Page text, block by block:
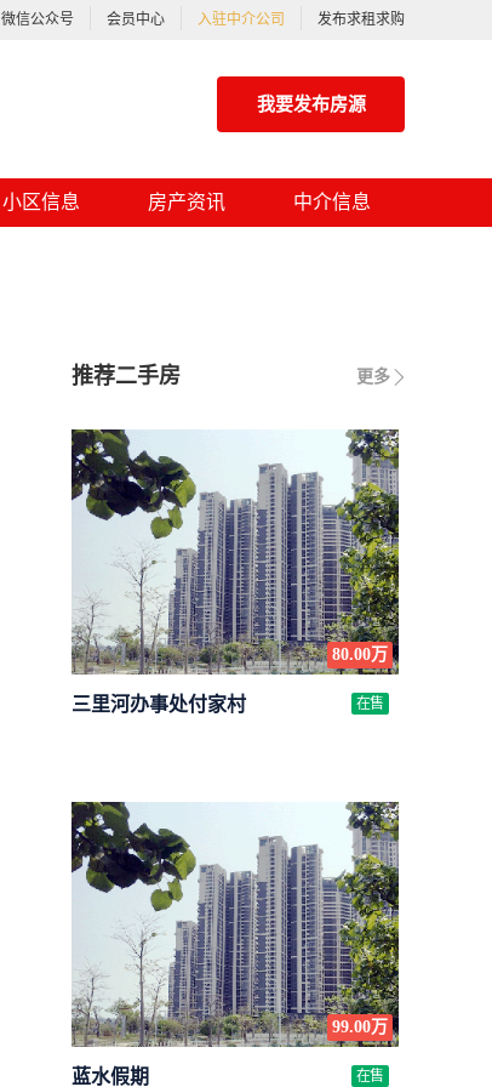
微信公众号 会员中心 入驻中介公司 发布求租求购
我要发布房源
小区信息 房产资讯 中介信息
更多
推荐二手房
80.00万
三里河办事处付家村 在售
99.00万
蓝水假期 在售